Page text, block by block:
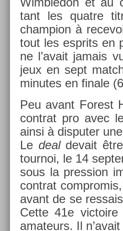
tant les quat­re
champ­ion à
tout les esprits en
ne l’avait jamais
jeux en sept
minutes en fin­ale
Peu avant Forest
contra­t pro avec
ainsi à dis­put­er
Le dealde­vait être
tour­noi, le 14
sous la pre­ss­ion
contra­t
avant de se
Cette 41e
amateurs. Il